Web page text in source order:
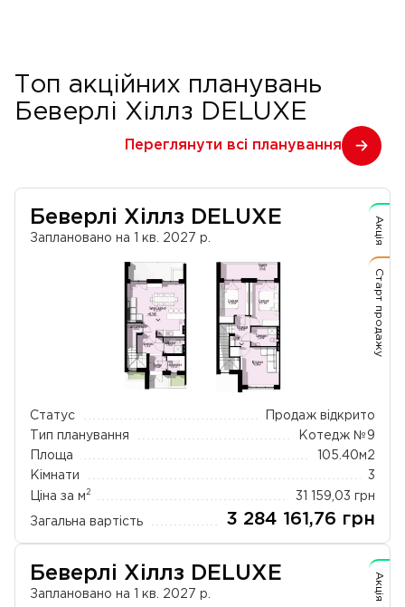
Топ акційних планувань
Беверлі Хіллз DELUXE
Переглянути всі планування
Беверлі Хіллз DELUXE
Заплановано на 1 кв. 2027 р.
Статус
Продаж відкрито
Тип планування
Котедж №9
Площа
105.40м2
Кімнати
3
Ціна за м 2 31 159,03 грн
Загальна вартість 3 284 161,76 грн
Акція
Старт продажу
Беверлі Хіллз DELUXE
Заплановано на 1 кв. 2027 р. Акція